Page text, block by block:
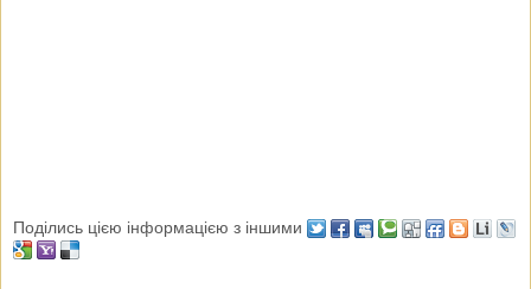
Поділись цією інформацією з іншими